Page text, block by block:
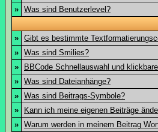
» Was sind Benutzerlevel?
» Gibt es bestimmte
» Was sind Smilies?
»
BBCode Schnellauswahl und
» Was sind Dateianhänge?
» Was sind Beitrags-Symbole?
»
Kann ich meine eigenen Beiträge
» Warum werden in meinem Beitrag